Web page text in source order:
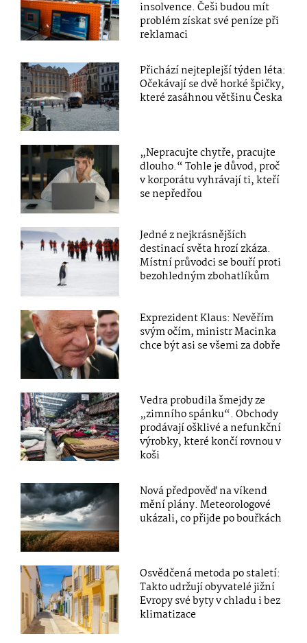
insolvence. Češi budou mít
problém získat své peníze při
reklamaci
Přichází nejteplejší týden léta:
Očekávají se dvě horké špičky,
které zasáhnou většinu Česka
„Nepracujte chytře, pracujte
dlouho.“ Tohle je důvod, proč
v korporátu vyhrávají ti, kteří
se nepředřou
Jedné z nejkrásnějších
destinací světa hrozí zkáza.
Místní průvodci se bouří proti
bezohledným zbohatlíkům
Exprezident Klaus: Nevěřím
svým očím, ministr Macinka
chce být asi se všemi za dobře
Vedra probudila šmejdy ze
„zimního spánku“. Obchody
prodávají ošklivé a nefunkční
výrobky, které končí rovnou v
koši
Nová předpověď na víkend
mění plány. Meteorologové
ukázali, co přijde po bouřkách
Osvědčená metoda po staletí:
Takto udržují obyvatelé jižní
Evropy své byty v chladu i bez
klimatizace